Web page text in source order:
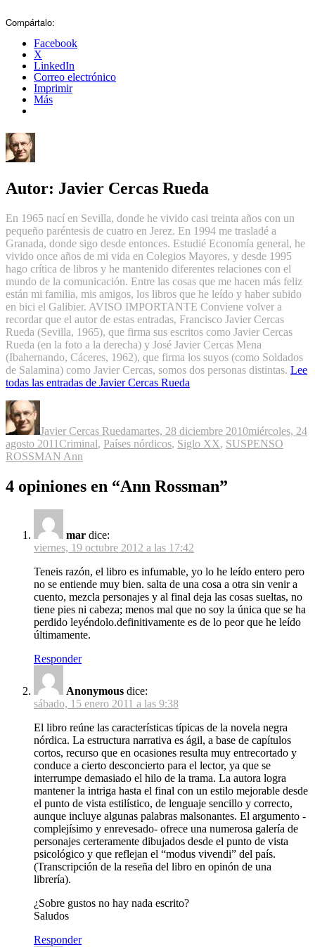
Compártalo:
Facebook
X
LinkedIn
Correo electrónico
Imprimir
Más
Autor: Javier Cercas Rueda
En 1965 nací en Sevilla, donde he vivido casi treinta años con un
pequeño paréntesis de cuatro en Jerez. En 1994 me trasladé a
Granada, donde sigo desde entonces. Estudié Economía general, he
vivido once años de mi vida en Colegios Mayores, y desde 1995
hago crítica de libros y he mantenido diferentes relaciones con el
mundo de la comunicación. Entre las cosas que me hacen más feliz
están mi familia, mis amigos, los libros que he leído y haber subido
en bici el Galibier. AVISO IMPORTANTE Conviene volver a
recordar que el autor de estas entradas, Francisco Javier Cercas
Rueda (Sevilla, 1965), que firma sus escritos como Javier Cercas
Rueda (en la foto a la derecha) y José Javier Cercas Mena
(Ibahernando, Cáceres, 1962), que firma los suyos (como Soldados
de Salamina) como Javier Cercas, somos dos personas distintas. Lee
todas las entradas de Javier Cercas Rueda
Javier Cercas Ruedamartes, 28 diciembre 2010miércoles, 24
agosto 2011Categorías
Criminal, Países nórdicos, Siglo XX, SUSPENSO
ROSSMAN Ann
4 opiniones en “Ann Rossman”
mar dice:
viernes, 19 octubre 2012 a las 17:42
Teneis razón, el libro es infumable, yo lo he leído entero pero
no se entiende muy bien. salta de una cosa a otra sin venir a
cuento, mezcla personajes y al final deja las cosas sueltas, no
tiene pies ni cabeza; menos mal que no soy la única que se ha
perdido leyéndolo.definitivamente es de lo peor que he leído
últimamente.
Responder
Anonymous dice:
sábado, 15 enero 2011 a las 9:38
El libro reúne las características típicas de la novela negra
nórdica. La estructura narrativa es ágil, a base de capítulos
cortos, recurso que en ocasiones resulta muy entrecortado y
conduce a cierto desconcierto para el lector, ya que se
interrumpe demasiado el hilo de la trama. La autora logra
mantener la intriga hasta el final con un estilo mejorable desde
el punto de vista estilístico, de lenguaje sencillo y correcto,
aunque incluye algunas palabras malsonantes. El argumento -
complejísimo y enrevesado- ofrece una numerosa galería de
personajes certeramente dibujados desde el punto de vista
psicológico y que reflejan el “modus vivendi” del país.
(Transcripción de la reseña del libro en opinón de una
librería).
¿Sobre gustos no hay nada escrito?
Saludos
Responder